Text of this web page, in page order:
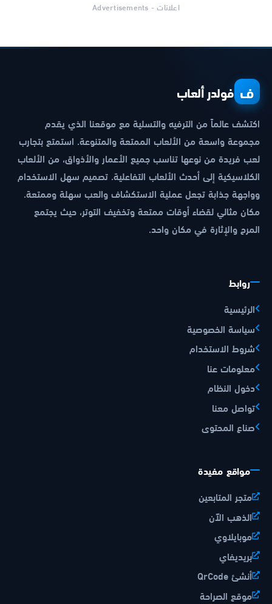
اعلانات - Advertisements
ف فولدر ألعاب
اكتشف عالماً من الترفيه والتسلية مع موقعنا الذي يقدم
مجموعة واسعة من الألعاب الممتعة والمتنوعة. استمتع بتجارب
لعب فريدة من نوعها تناسب جميع الأعمار والأذواق، من الألعاب
الكلاسيكية إلى أحدث الألعاب التفاعلية. تصميم سهل الاستخدام
وواجهة جذابة تجعل عملية الاستكشاف والعب سهلة وممتعة.
مكان مثالي لقضاء أوقات ممتعة وتخفيف التوتر، حيث يجتمع
المرح والإثارة في مكان واحد.
روابط
الرئيسية
سياسة الخصوصية
شروط الاستخدام
معلومات عنا
دخول النظام
تواصل معنا
صناع المحتوى
مواقع مفيدة
متجر المتابعين
الذهب الآن
موبايلاوي
بريديفاي
أنشئ QrCode
موقع الصراحة